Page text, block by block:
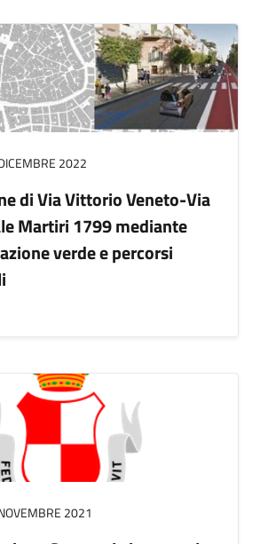
2022
di Via Vittorio Veneto-Via
Martiri 1799 mediante
verde e percorsi
2021